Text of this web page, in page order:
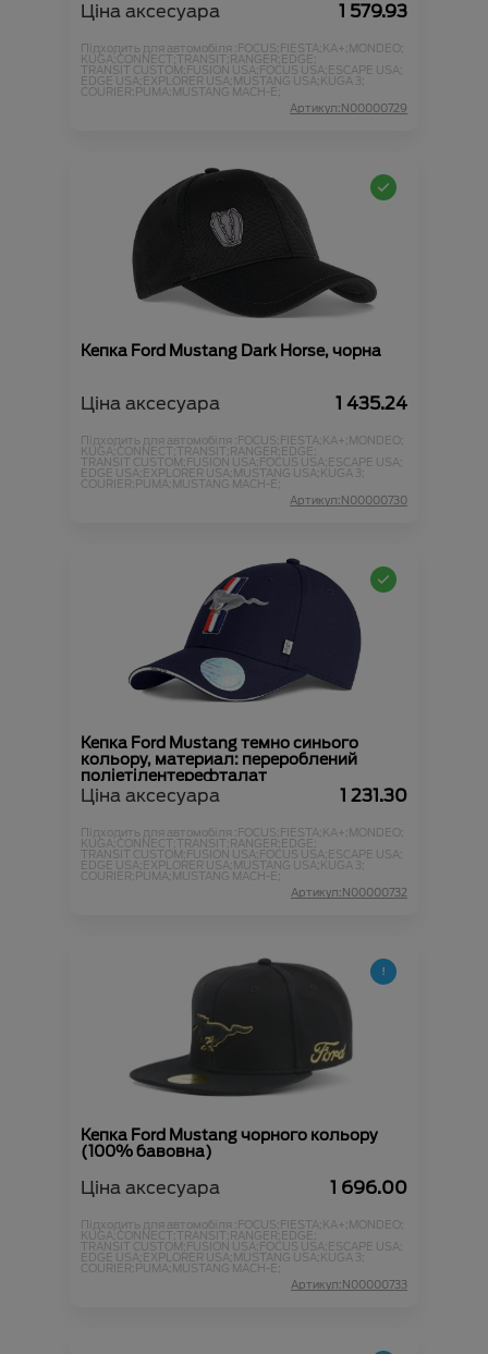
Ціна аксесуара 1 579.93
Підходить для автомобіля :FOCUS;FIESTA;KA+;MONDEO;
KUGA;CONNECT;TRANSIT;RANGER;EDGE;
TRANSIT CUSTOM;FUSION USA;FOCUS USA;ESCAPE USA;
EDGE USA;EXPLORER USA;MUSTANG USA;KUGA 3;
COURIER;PUMA;MUSTANG MACH-E;
Артикул:N00000729
Кепка Ford Mustang Dark Horse, чорна
Ціна аксесуара 1 435.24
Підходить для автомобіля :FOCUS;FIESTA;KA+;MONDEO;
KUGA;CONNECT;TRANSIT;RANGER;EDGE;
TRANSIT CUSTOM;FUSION USA;FOCUS USA;ESCAPE USA;
EDGE USA;EXPLORER USA;MUSTANG USA;KUGA 3;
COURIER;PUMA;MUSTANG MACH-E;
Артикул:N00000730
Кепка Ford Mustang темно синього
кольору, материал: перероблений
поліетілентерефталат
Ціна аксесуара 1 231.30
Підходить для автомобіля :FOCUS;FIESTA;KA+;MONDEO;
KUGA;CONNECT;TRANSIT;RANGER;EDGE;
TRANSIT CUSTOM;FUSION USA;FOCUS USA;ESCAPE USA;
EDGE USA;EXPLORER USA;MUSTANG USA;KUGA 3;
COURIER;PUMA;MUSTANG MACH-E;
Артикул:N00000732
Кепка Ford Mustang чорного кольору
(100% бавовна)
Ціна аксесуара 1 696.00
Підходить для автомобіля :FOCUS;FIESTA;KA+;MONDEO;
KUGA;CONNECT;TRANSIT;RANGER;EDGE;
TRANSIT CUSTOM;FUSION USA;FOCUS USA;ESCAPE USA;
EDGE USA;EXPLORER USA;MUSTANG USA;KUGA 3;
COURIER;PUMA;MUSTANG MACH-E;
Артикул:N00000733